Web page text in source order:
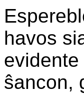
havos
ŝancon,